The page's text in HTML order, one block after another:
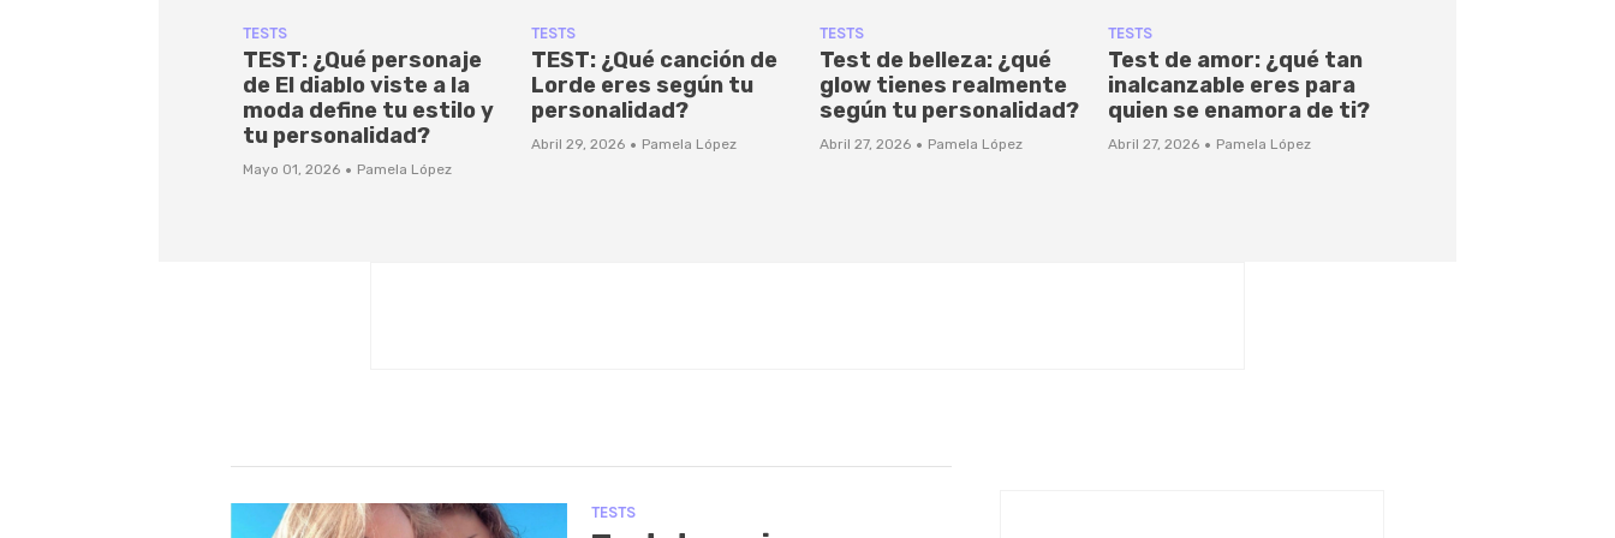
TESTS
TEST: ¿Qué personaje
de El diablo viste a la
moda define tu estilo y
tu personalidad?
Mayo 01, 2026 · Pamela López
TESTS
TEST: ¿Qué canción de
Lorde eres según tu
personalidad?
Abril 29, 2026 · Pamela López
TESTS
Test de belleza: ¿qué
glow tienes realmente
según tu personalidad?
Abril 27, 2026 · Pamela López
TESTS
Test de amor: ¿qué tan
inalcanzable eres para
quien se enamora de ti?
Abril 27, 2026 · Pamela López
TESTS